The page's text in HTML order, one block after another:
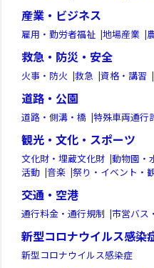
産業・ビジネス
雇用・勤労者福祉 |地場産業 |
救急・防災・安全
火事・防火 |救急 |資格・講習 |
道路・公園
道路・側溝・橋 |特殊車両通行
観光・文化・スポーツ
文化財・埋蔵文化財 |動物園・
活動 |音楽 |祭り・イベント・
交通・空港
通行料金・通行規制 |市営バス
新型コロナウイルス感染
新型コロナウイルス感染症